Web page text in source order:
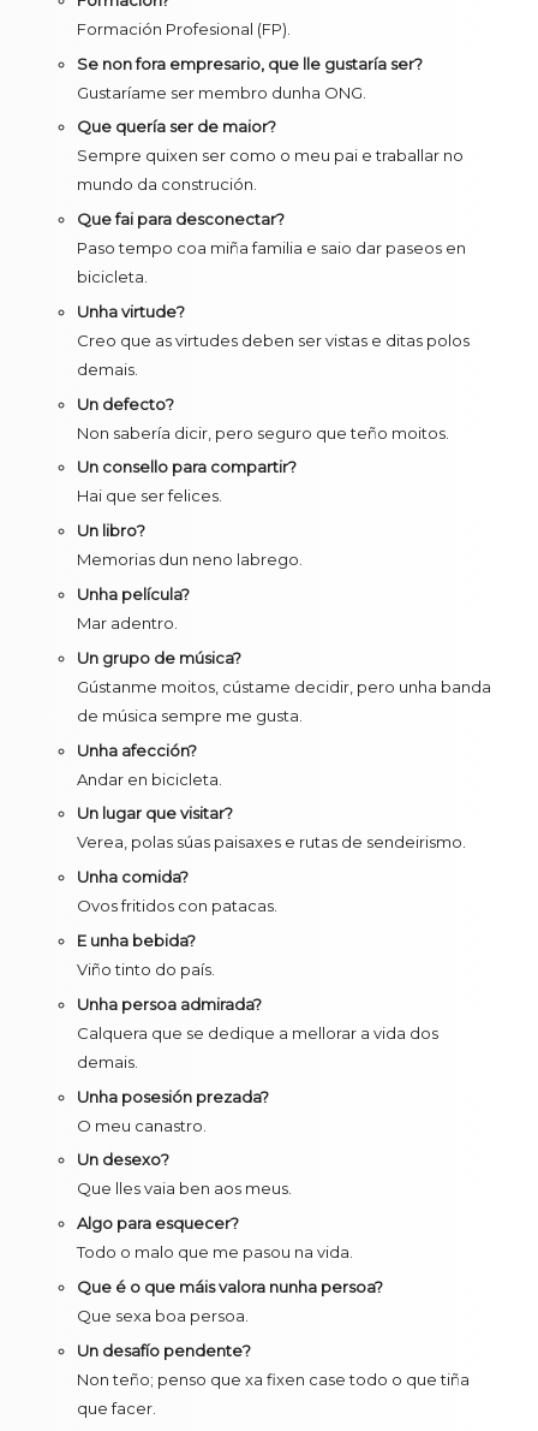
Formación Profesional (FP).
Se non fora empresario, que lle gustaría ser?
Gustaríame ser membro dunha ONG.
Que quería ser de maior?
Sempre quixen ser como o meu pai e traballar no
mundo da construción.
Que fai para desconectar?
Paso tempo coa miña familia e saio dar paseos en
bicicleta.
Unha virtude?
Creo que as virtudes deben ser vistas e ditas polos
demais.
Un defecto?
Non sabería dicir, pero seguro que teño moitos.
Un consello para compartir?
Hai que ser felices.
Un libro?
Memorias dun neno labrego.
Unha película?
Mar adentro.
Un grupo de música?
Gústanme moitos, cústame decidir, pero unha banda
de música sempre me gusta.
Unha afección?
Andar en bicicleta.
Un lugar que visitar?
Verea, polas súas paisaxes e rutas de sendeirismo.
Unha comida?
Ovos fritidos con patacas.
E unha bebida?
Viño tinto do país.
Unha persoa admirada?
Calquera que se dedique a mellorar a vida dos
demais.
Unha posesión prezada?
O meu canastro.
Un desexo?
Que lles vaia ben aos meus.
Algo para esquecer?
Todo o malo que me pasou na vida.
Que é o que máis valora nunha persoa?
Que sexa boa persoa.
Un desafío pendente?
Non teño; penso que xa fixen case todo o que tiña
que facer.